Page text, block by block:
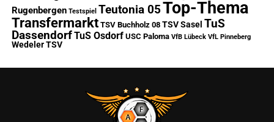
Rugenbergen Testspiel Teutonia 05Top-Thema
Transfermarkt TSV Buchholz 08 TSV Sasel TuS
DassendorfTuS Osdorf USC Paloma VfB Lübeck VfL Pinneberg
Wedeler TSV